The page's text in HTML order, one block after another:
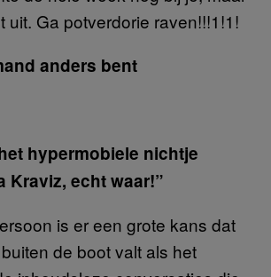
uit. Ga potverdorie raven!!!1!1!
anders bent
hypermobiele nichtje
Kraviz, echt waar!”
is er een grote kans dat
de boot valt als het